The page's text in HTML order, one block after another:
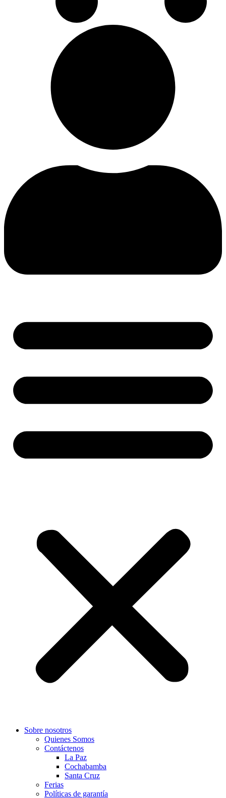
Sobre nosotros
Quienes Somos
Contáctenos
La Paz
Cochabamba
Santa Cruz
Ferias
Políticas de garantía